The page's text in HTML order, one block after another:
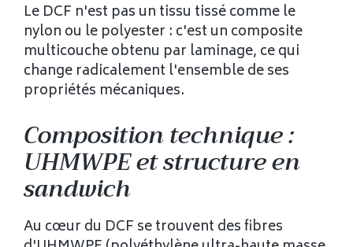
Le DCF n'est pas un tissu tissé comme le
nylon ou le polyester : c'est un composite
multicouche obtenu par laminage, ce qui
change radicalement l'ensemble de ses
propriétés mécaniques.
Composition technique :
UHMWPE et structure en
sandwich
Au cœur du DCF se trouvent des fibres